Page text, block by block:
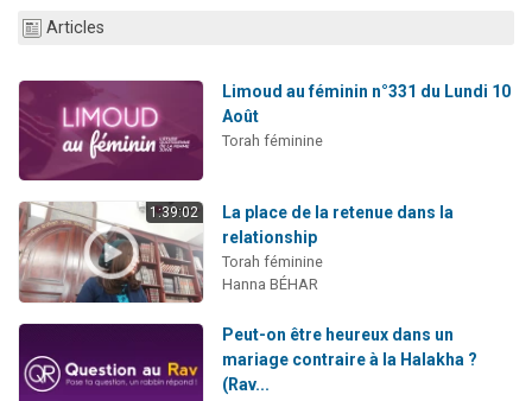
2 personnes viennent de faire un don pour 1 Journée de Vacances Pour les Enfants
Articles
Limoud au féminin n°331 du Lundi 10
Août
Torah féminine
1:39:02
La place de la retenue dans la
relationship
Torah féminine
Hanna BÉHAR
Peut-on être heureux dans un
mariage contraire à la Halakha ?
(Rav...